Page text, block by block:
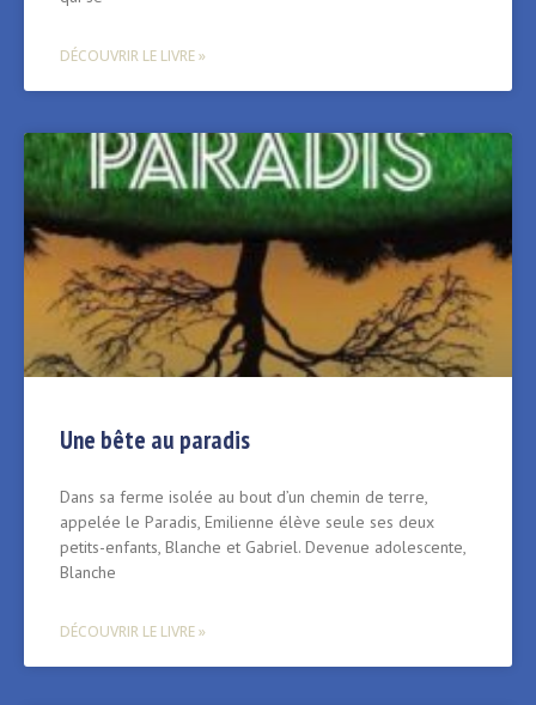
DÉCOUVRIR LE LIVRE »
Une bête au paradis
Dans sa ferme isolée au bout d’un chemin de terre,
appelée le Paradis, Emilienne élève seule ses deux
petits-enfants, Blanche et Gabriel. Devenue adolescente,
Blanche
DÉCOUVRIR LE LIVRE »